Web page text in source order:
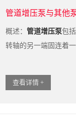
管道增压泵与其他
概述： 管道增压泵包
转轴的另一端固连着
查看详情 +